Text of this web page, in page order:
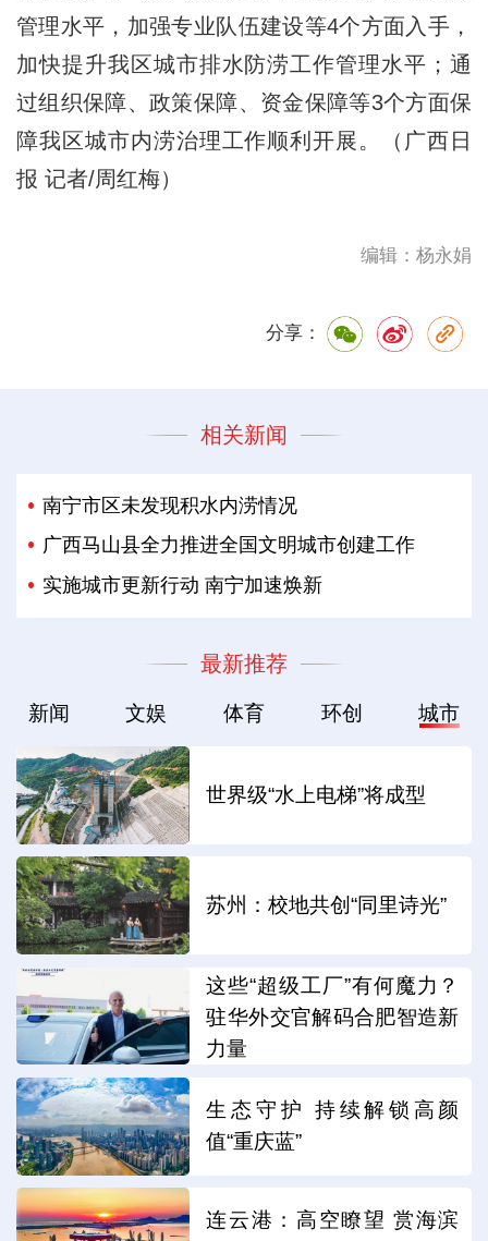
管理水平，加强专业队伍建设等4个方面入手，
加快提升我区城市排水防涝工作管理水平；通
过组织保障、政策保障、资金保障等3个方面保
障我区城市内涝治理工作顺利开展。（ 广西日
报 记者/周红梅）
编辑：杨永娟
分享：
相关新闻
南宁市区未发现积水内涝情况
广西马山县全力推进全国文明城市创建工作
实施城市更新行动 南宁加速焕新
最新推荐
新闻 文娱 体育 环创 城市
世界级“水上电梯”将成型
苏州：校地共创“同里诗光”
这些“超级工厂”有何魔力？
驻华外交官解码合肥智造新
力量
生态守护 持续解锁高颜
值“重庆蓝”
连云港：高空瞭望 赏海滨